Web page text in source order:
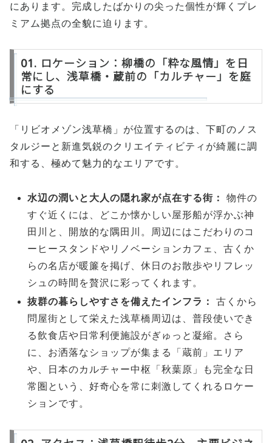
にあります。完成したばかりの尖った個性が輝くプレ
ミアム拠点の全貌に迫ります。
01. ロケーション：柳橋の「粋な風情」を日
常にし、浅草橋・蔵前の「カルチャー」を庭
にする
「リビオメゾン浅草橋」が位置するのは、下町のノス
タルジーと新進気鋭のクリエイティビティが綺麗に調
和する、極めて魅力的なエリアです。
水辺の潤いと大人の隠れ家が点在する街：
物件の
すぐ近くには、どこか懐かしい屋形船が浮かぶ神
田川と、開放的な隅田川。周辺にはこだわりのコ
ーヒースタンドやリノベーションカフェ、古くか
らの名店が暖簾を掲げ、休日のお散歩やリフレッ
シュの時間を贅沢に彩ってくれます。
抜群の暮らしやすさを備えたインフラ：
古くから
問屋街として栄えた浅草橋周辺は、普段使いでき
る飲食店や日常利便施設がぎゅっと凝縮。さら
に、お洒落なショップが集まる「蔵前」エリア
や、日本のカルチャー中枢「秋葉原」も完全な日
常圏という、好奇心を常に刺激してくれるロケー
ションです。